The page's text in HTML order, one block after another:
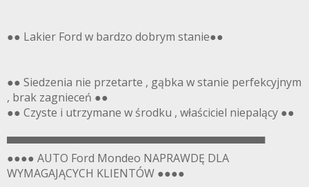
●● Lakier Ford w bardzo dobrym stanie●●
●● Siedzenia nie przetarte , gąbka w stanie perfekcyjnym
, brak zagnieceń ●●
●● Czyste i utrzymane w środku , właściciel niepalący ●●
▀▀▀▀▀▀▀▀▀▀▀▀▀▀▀▀▀▀▀▀▀▀▀▀▀▀▀▀▀▀▀▀▀▀
●●●● AUTO Ford Mondeo NAPRAWDĘ DLA
WYMAGAJĄCYCH KLIENTÓW ●●●●